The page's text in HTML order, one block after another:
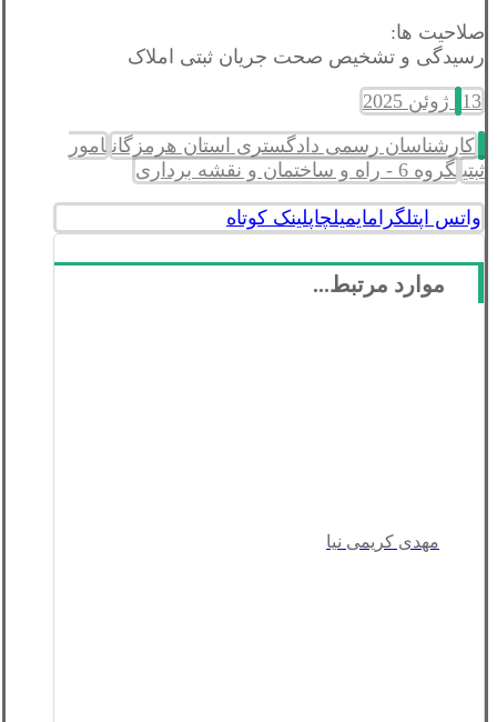
صلاحیت ها:
رسیدگی و تشخیص صحت جریان ثبتی املاک
13 ژوئن 2025
کارشناسان رسمی دادگستری استان هرمزگان امور
ثبتی گروه 6 - راه و ساختمان و نقشه برداری
واتس اپتلگرامایمیلچاپلینک کوتاه
موارد مرتبط...
مهدی کریمی نیا